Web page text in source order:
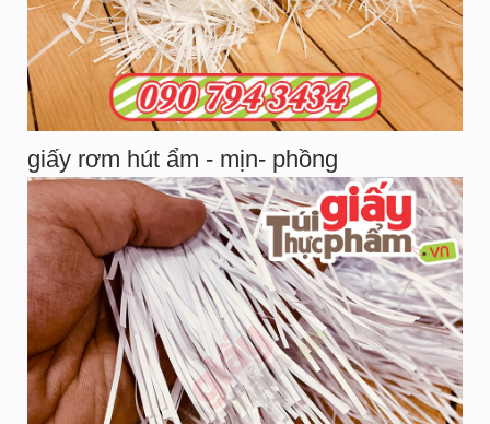
giấy rơm hút ẩm - mịn- phồng